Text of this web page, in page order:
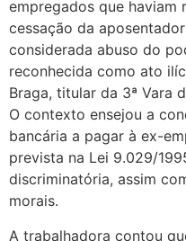
empregados que haviam
cessação da
considerada abuso do
reconhecida como ato
Braga, titular da 3ª Vara
O contexto ensejou a
bancária a pagar à ex-
prevista na Lei 9.029/
discriminatória, assim
morais.
A trabalhadora contou